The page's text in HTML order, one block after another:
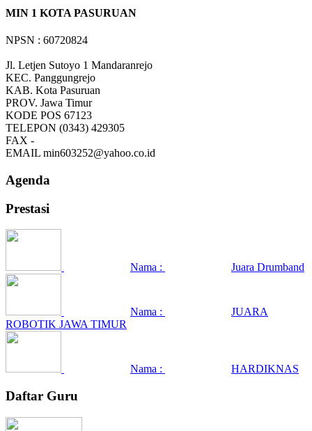
MIN 1 KOTA PASURUAN
NPSN : 60720824
Jl. Letjen Sutoyo 1 Mandaranrejo
KEC. Panggungrejo
KAB. Kota Pasuruan
PROV. Jawa Timur
KODE POS 67123
TELEPON (0343) 429305
FAX -
EMAIL min603252@yahoo.co.id
Agenda
Prestasi
Nama : Juara Drumband
Nama :
JUARA
ROBOTIK JAWA TIMUR
Nama : HARDIKNAS
Daftar Guru